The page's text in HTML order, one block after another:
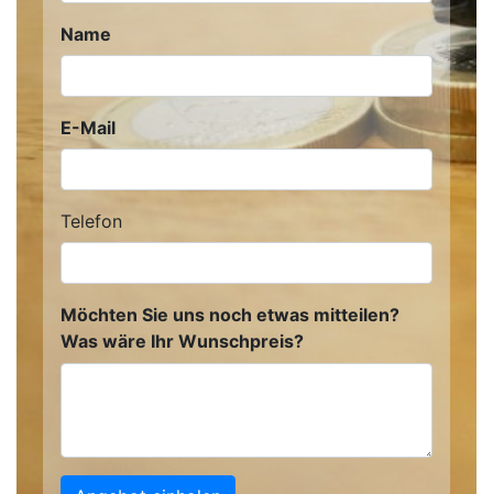
Name
E-Mail
Telefon
Möchten Sie uns noch etwas mitteilen?
Was wäre Ihr Wunschpreis?